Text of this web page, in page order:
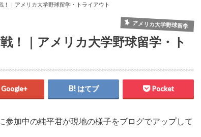
！｜アメリカ大学野球留学・トライアウト
アメリカ大学野球留学
！｜アメリカ大学野球留学・ト
Google+ はてブ Pocket
参加中の純平君が現地の様子をブログでアップして